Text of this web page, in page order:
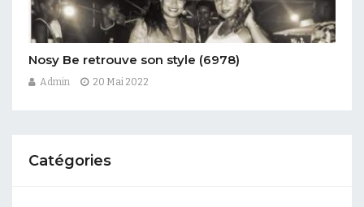
Nosy Be retrouve son style (6978)
Admin 20 Mai 2022
Catégories